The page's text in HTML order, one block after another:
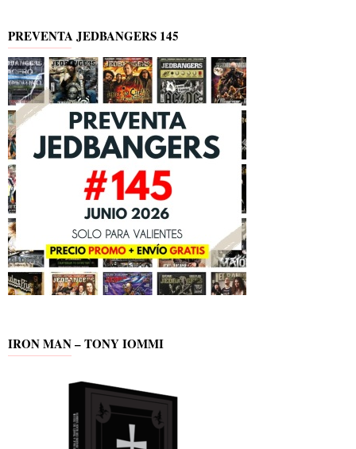
PREVENTA JEDBANGERS 145
IRON MAN – TONY IOMMI